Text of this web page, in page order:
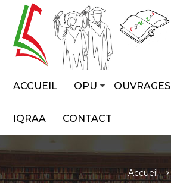
ACCUEIL OPU OUVRAGES
IQRAA CONTACT
Accueil